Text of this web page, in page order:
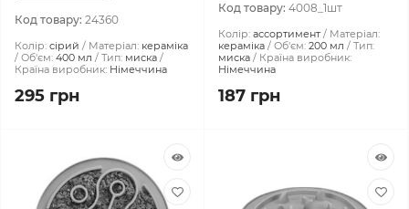
Код товару: 24360
Колір: сірий Матеріал: кераміка
Об'єм: 400 мл Тип: миска
Країна виробник: Німеччина
295 грн
Код товару: 4008_1шт
Колір: ассортимент
Матеріал:
кераміка
Об'єм: 200 мл
Тип:
миска
Країна виробник:
Німеччина
187 грн